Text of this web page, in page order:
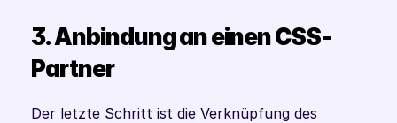
3. Anbindung an einen CSS-
Partner
Der letzte Schritt ist die Verknüpfung des